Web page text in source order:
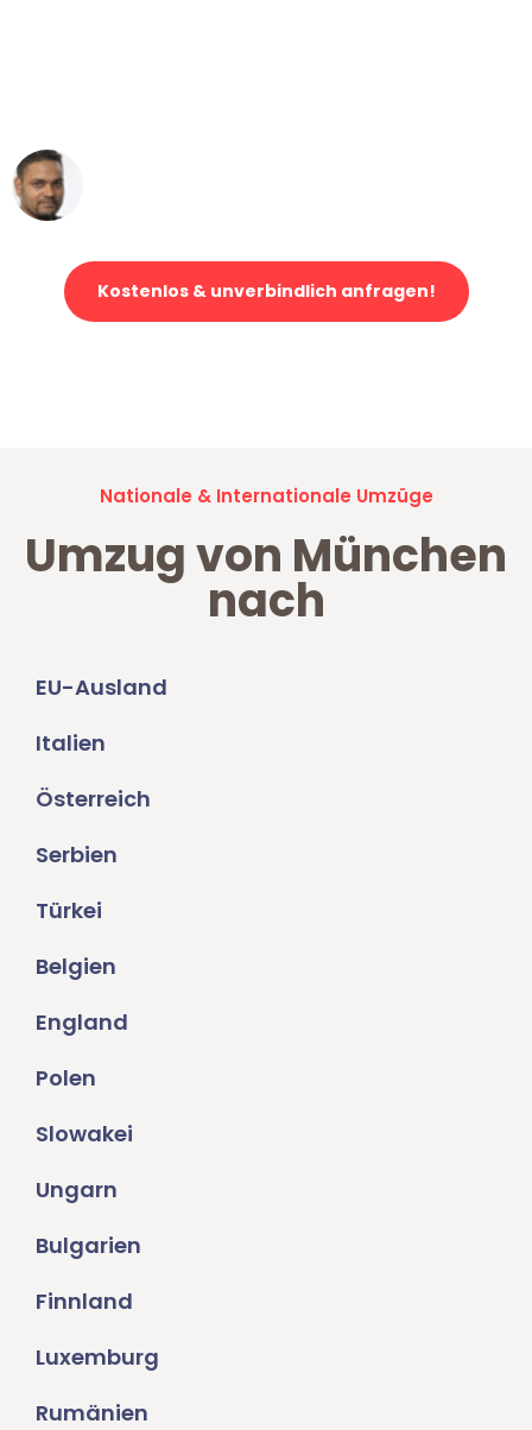
Kostenlos & unverbindlich anfragen!
Nationale & Internationale Umzüge
Umzug von München
nach
EU-Ausland
Italien
Österreich
Serbien
Türkei
Belgien
England
Polen
Slowakei
Ungarn
Bulgarien
Finnland
Luxemburg
Rumänien